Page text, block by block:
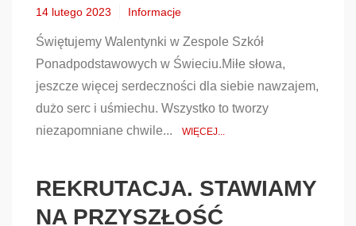
14 lutego 2023 Informacje
Świętujemy Walentynki w Zespole Szkół
Ponadpodstawowych w Świeciu.Miłe słowa,
jeszcze więcej serdeczności dla siebie nawzajem,
dużo serc i uśmiechu. Wszystko to tworzy
niezapomniane chwile...
WIĘCEJ...
REKRUTACJA. STAWIAMY
NA PRZYSZŁOŚĆ